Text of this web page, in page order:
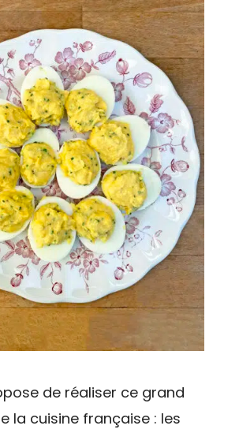
de réaliser ce grand
la cuisine française : les